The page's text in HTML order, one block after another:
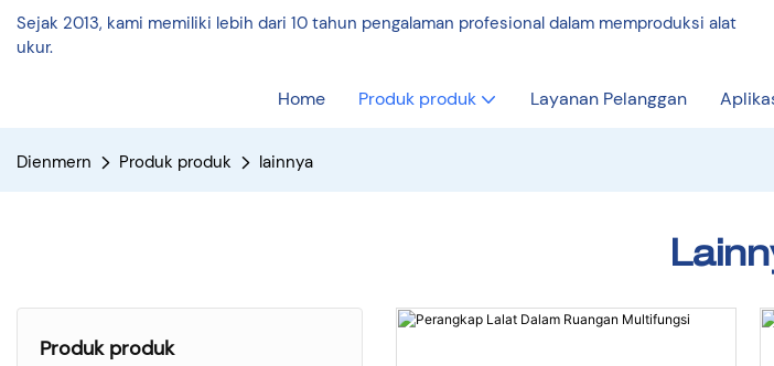
Sejak 2013, kami memiliki lebih dari 10 tahun pengalaman profesional dalam memproduksi alat
ukur.
Home Produk produk Layanan Pelanggan
Dienmern Produk produk lainnya
Produk produk